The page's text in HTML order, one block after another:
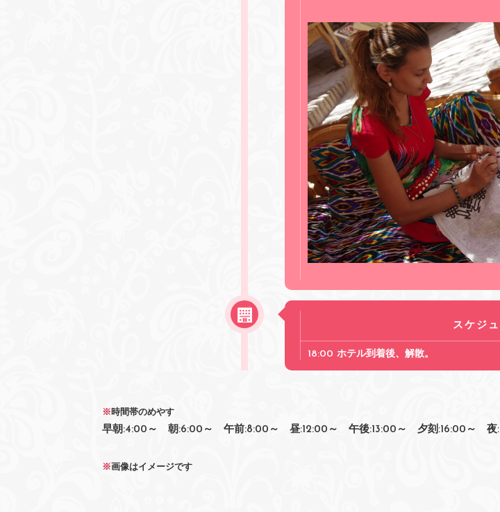
スケジ
18:00 ホテル到着後、解散。
※時間帯のめやす
早朝:4:00～ 朝:6:00～ 午前:8:00～ 昼:12:00～ 午後:13:00～ 夕刻:16:00～ 夜
※画像はイメージです